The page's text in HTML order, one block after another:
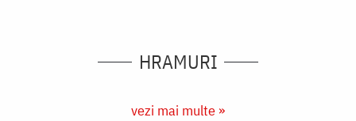
HRAMURI
vezi mai multe »